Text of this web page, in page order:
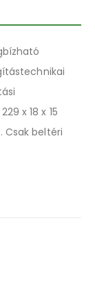
x 18 x 15
Csak beltéri